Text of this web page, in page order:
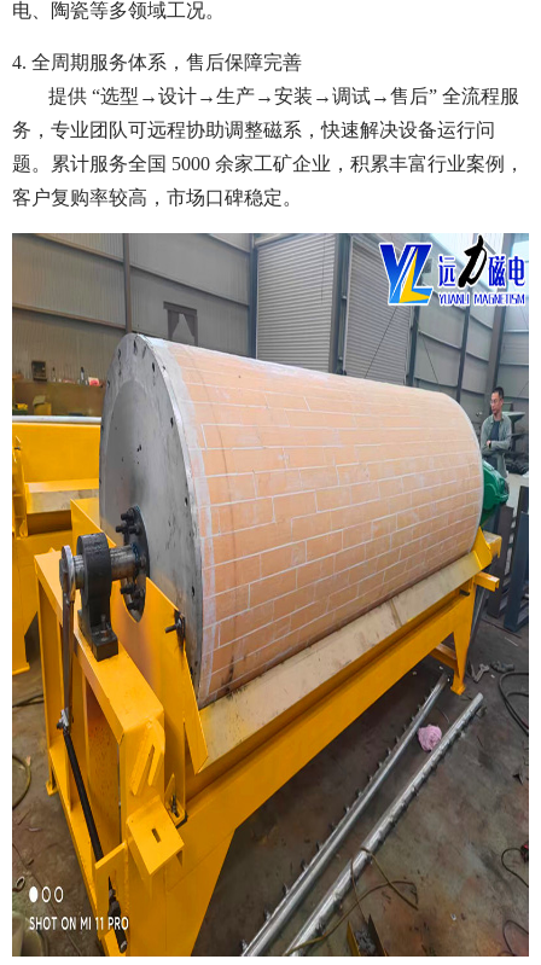
电、陶瓷等多领域工况。
4. 全周期服务体系，售后保障完善
提供 “选型→设计→生产→安装→调试→售后” 全流程服
务，专业团队可远程协助调整磁系，快速解决设备运行问
题。累计服务全国 5000 余家工矿企业，积累丰富行业案例，
客户复购率较高，市场口碑稳定。